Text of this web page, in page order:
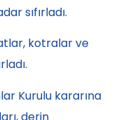
sıfırladı.
kotralar ve
Kurulu kararına
derin